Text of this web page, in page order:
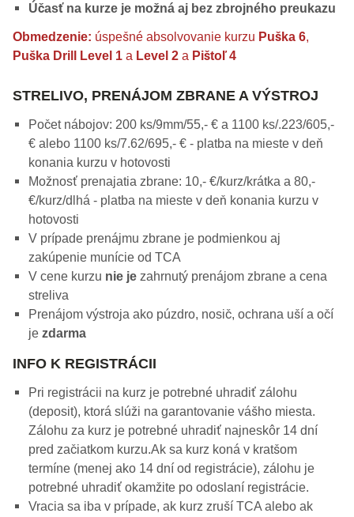
Účasť na kurze je možná aj bez zbrojného preukazu
Obmedzenie: úspešné absolvovanie kurzu Puška 6,
Puška Drill Level 1 a Level 2 a Pištoľ 4
STRELIVO, PRENÁJOM ZBRANE A VÝSTROJ
Počet nábojov: 200 ks/9mm/55,- € a 1100 ks/.223/605,-
€ alebo 1100 ks/7.62/695,- € - platba na mieste v deň
konania kurzu v hotovosti
Možnosť prenajatia zbrane: 10,- €/kurz/krátka a 80,-
€/kurz/dlhá - platba na mieste v deň konania kurzu v
hotovosti
V prípade prenájmu zbrane je podmienkou aj
zakúpenie munície od TCA
V cene kurzu nie je zahrnutý prenájom zbrane a cena
streliva
Prenájom výstroja ako púzdro, nosič, ochrana uší a očí
je zdarma
INFO K REGISTRÁCII
Pri registrácii na kurz je potrebné uhradiť zálohu
(deposit), ktorá slúži na garantovanie vášho miesta.
Zálohu za kurz je potrebné uhradiť najneskôr 14 dní
pred začiatkom kurzu.Ak sa kurz koná v kratšom
termíne (menej ako 14 dní od registrácie), zálohu je
potrebné uhradiť okamžite po odoslaní registrácie.
Vracia sa iba v prípade, ak kurz zruší TCA alebo ak